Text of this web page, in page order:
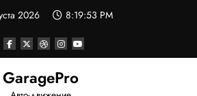
2026 8:19:53 PM
GaragePro